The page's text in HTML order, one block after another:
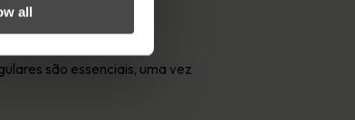
all
são essenciais, uma vez